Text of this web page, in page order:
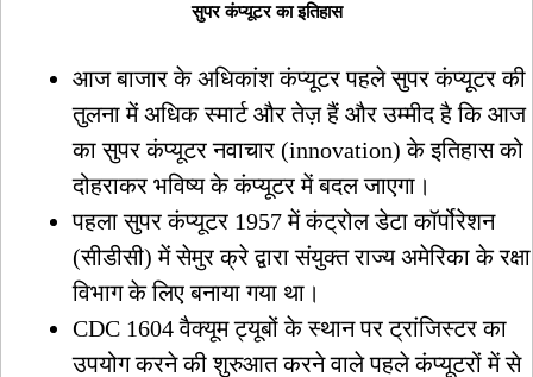
सुपर कंप्यूटर का इतिहास
आज बाजार के अधिकांश कंप्यूटर पहले सुपर कंप्यूटर की
तुलना में अधिक स्मार्ट और तेज़ हैं और उम्मीद है कि आज
का सुपर कंप्यूटर नवाचार (innovation) के इतिहास को
दोहराकर भविष्य के कंप्यूटर में बदल जाएगा।
पहला सुपर कंप्यूटर 1957 में कंट्रोल डेटा कॉर्पोरेशन
(सीडीसी) में सेमुर क्रे द्वारा संयुक्त राज्य अमेरिका के रक्षा
विभाग के लिए बनाया गया था।
CDC 1604 वैक्यूम ट्यूबों के स्थान पर ट्रांजिस्टर का
उपयोग करने की शुरुआत करने वाले पहले कंप्यूटरों में से